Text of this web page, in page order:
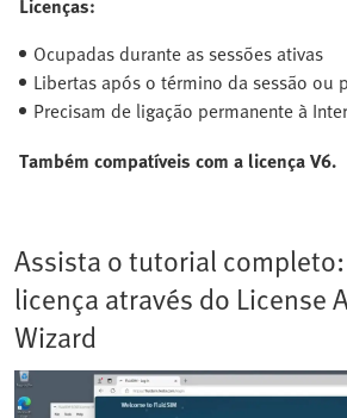
Licenças:
Ocupadas durante as sessões ativas
Libertas após o término da sessão ou
Precisam de ligação permanente à
Também compatíveis com a licença V6.
Assista o tutorial
licença através do License
Wizard